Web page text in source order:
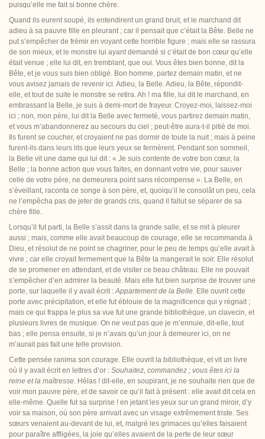
puisqu’elle me fait si bonne chère.
Quand ils eurent soupé, ils entendirent un grand bruit, et le marchand dit
adieu à sa pauvre fille en pleurant ; car il pensait que c’était la Bête. Belle ne
put s’empêcher de frémir en voyant cette horrible figure ; mais elle se rassura
de son mieux, et le monstre lui ayant demandé si c’était de bon cœur qu’elle
était venue ; elle lui dit, en tremblant, que oui. Vous êtes bien bonne, dit la
Bête, et je vous suis bien obligé. Bon homme, partez demain matin, et ne
vous avisez jamais de revenir ici. Adieu, la Belle. Adieu, la Bête, répondit-
elle, et tout de suite le monstre se retira. Ah ! ma fille, lui dit le marchand, en
embrassant la Belle, je suis à demi-mort de frayeur. Croyez-moi, laissez-moi
ici ; non, mon père, lui dit la Belle avec fermeté, vous partirez demain matin,
et vous m’abandonnerez au secours du ciel ; peut-être aura-t-il pitié de moi.
Ils furent se coucher, et croyaient ne pas dormir de toute la nuit ; mais à peine
furent-ils dans leurs lits que leurs yeux se fermèrent. Pendant son sommeil,
la Belle vit une dame qui lui dit : « Je suis contente de votre bon cœur, la
Belle ; la bonne action que vous faites, en donnant votre vie, pour sauver
celle de votre père, ne demeurera point sans récompense ». La Belle, en
s’éveillant, raconta ce songe à son père, et, quoiqu’il le consolât un peu, cela
ne l’empêcha pas de jeter de grands cris, quand il fallut se séparer de sa
chère fille.
Lorsqu’il fut parti, la Belle s’assit dans la grande salle, et se mit à pleurer
aussi ; mais, comme elle avait beaucoup de courage, elle se recommanda à
Dieu, et résolut de ne point se chagriner, pour le peu de temps qu’elle avait à
vivre ; car elle croyait fermement que la Bête la mangerait le soir. Elle résolut
de se promener en attendant, et de visiter ce beau château. Elle ne pouvait
s’empêcher d’en admirer la beauté. Mais elle fut bien surprise de trouver une
porte, sur laquelle il y avait écrit :Appartement de la Belle. Elle ouvrit cette
porte avec précipitation, et elle fut éblouie de la magnificence qui y régnait ;
mais ce qui frappa le plus sa vue fut une grande bibliothèque, un clavecin, et
plusieurs livres de musique. On ne veut pas que je m’ennuie, dit-elle, tout
bas ; elle pensa ensuite, si je n’avais qu’un jour à demeurer ici, on ne
m’aurait pas fait une telle provision.
Cette pensée ranima son courage. Elle ouvrit la bibliothèque, et vit un livre
où il y avait écrit en lettres d’or : Souhaitez, commandez ; vous êtes ici la
reine et la maîtresse. Hélas ! dit-elle, en soupirant, je ne souhaite rien que de
voir mon pauvre père, et de savoir ce qu’il fait à présent : elle avait dit cela en
elle-même. Quelle fut sa surprise ! en jetant les yeux sur un grand miroir, d’y
voir sa maison, où son père arrivait avec un visage extrêmement triste. Ses
sœurs venaient au-devant de lui, et, malgré les grimaces qu’elles faisaient
pour paraître affligées, la joie qu’elles avaient de la perte de leur sœur